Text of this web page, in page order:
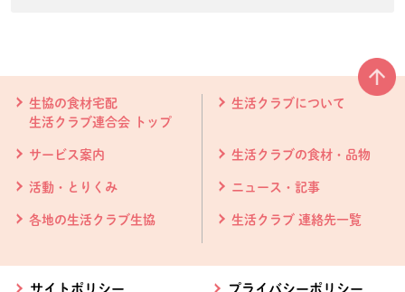
生協の食材宅配
生活クラブ連合会 トップ
生活クラブについて
サービス案内 生活クラブの食材・品物
活動・とりくみ ニュース・記事
各地の生活クラブ生協 生活クラブ 連絡先一覧
サイトポリシー プライバシーポリシー